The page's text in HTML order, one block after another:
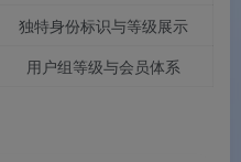
独特身份标识与等级展示
用户组等级与会员体系